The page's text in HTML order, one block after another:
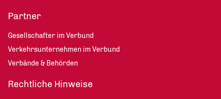
Partner
Gesellschafter im Verbund
Verkehrsunternehmen im Verbund
Verbände & Behörden
Rechtliche Hinweise